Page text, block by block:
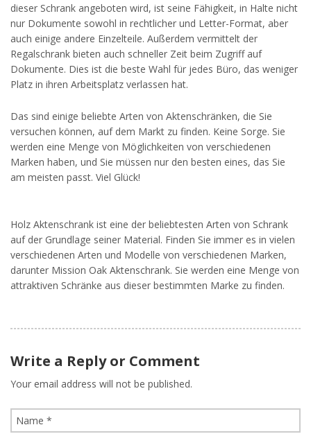
dieser Schrank angeboten wird, ist seine Fähigkeit, in Halte nicht
nur Dokumente sowohl in rechtlicher und Letter-Format, aber
auch einige andere Einzelteile. Außerdem vermittelt der
Regalschrank bieten auch schneller Zeit beim Zugriff auf
Dokumente. Dies ist die beste Wahl für jedes Büro, das weniger
Platz in ihren Arbeitsplatz verlassen hat.
Das sind einige beliebte Arten von Aktenschränken, die Sie
versuchen können, auf dem Markt zu finden. Keine Sorge. Sie
werden eine Menge von Möglichkeiten von verschiedenen
Marken haben, und Sie müssen nur den besten eines, das Sie
am meisten passt. Viel Glück!
Holz Aktenschrank ist eine der beliebtesten Arten von Schrank
auf der Grundlage seiner Material. Finden Sie immer es in vielen
verschiedenen Arten und Modelle von verschiedenen Marken,
darunter Mission Oak Aktenschrank. Sie werden eine Menge von
attraktiven Schränke aus dieser bestimmten Marke zu finden.
Write a Reply or Comment
Your email address will not be published.